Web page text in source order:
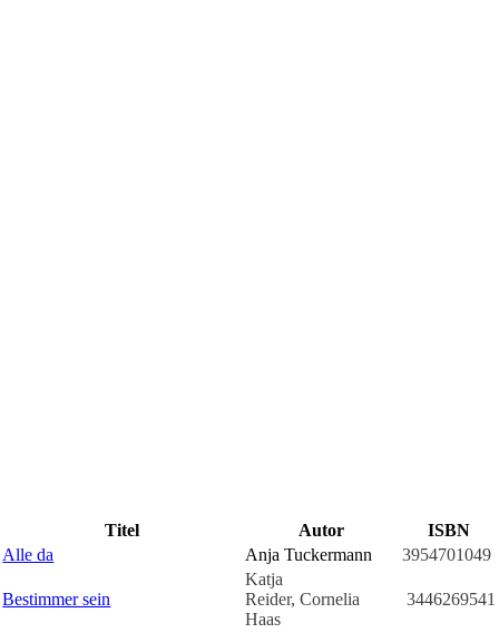
Titel Autor
ISBN
Alle da
Anja Tuckermann 3954701049
Bestimmer sein
Katja
Reider, Cornelia
Haas
3446269541